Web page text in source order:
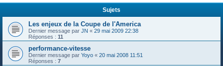
Sujets
Les enjeux de la Coupe de l'America
Dernier message par JN « 29 mai 2009 22:38
Réponses : 11
performance-vitesse
Dernier message par Yoyo « 20 mai 2008 11:51
Réponses : 7